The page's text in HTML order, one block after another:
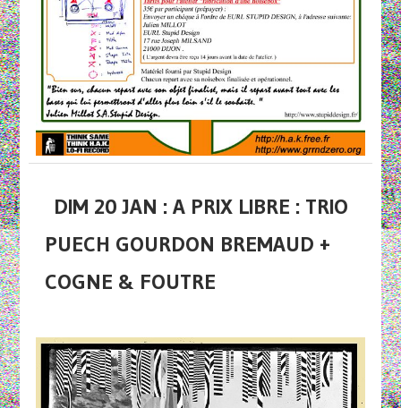
DIM 20 JAN : A PRIX LIBRE : TRIO
PUECH GOURDON BREMAUD +
COGNE & FOUTRE